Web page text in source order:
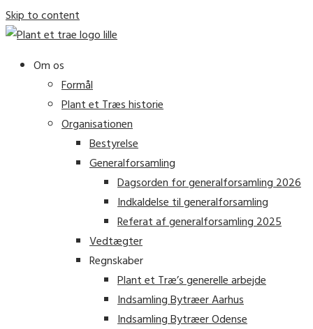
Skip to content
Om os
Formål
Plant et Træs historie
Organisationen
Bestyrelse
Generalforsamling
Dagsorden for generalforsamling 2026
Indkaldelse til generalforsamling
Referat af generalforsamling 2025
Vedtægter
Regnskaber
Plant et Træ’s generelle arbejde
Indsamling Bytræer Aarhus
Indsamling Bytræer Odense